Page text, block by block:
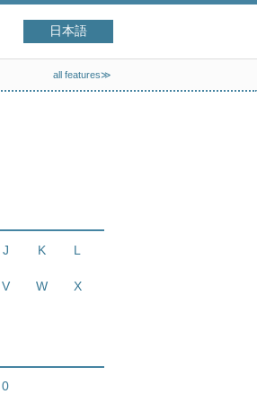
日本語
all features≫
J K L
V W X
0